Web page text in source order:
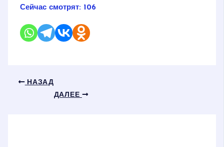
Сейчас смотрят: 106
НАЗАД
ДАЛЕЕ